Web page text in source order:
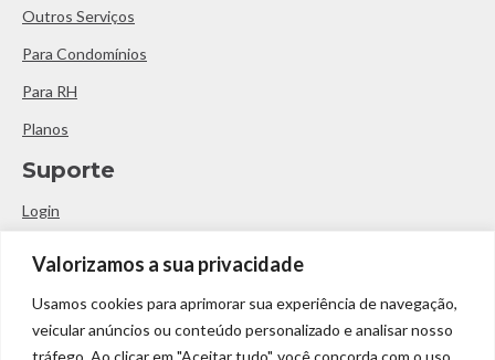
Valorizamos a sua privacidade
Usamos cookies para aprimorar sua experiência de navegação,
veicular anúncios ou conteúdo personalizado e analisar nosso
tráfego. Ao clicar em "Aceitar tudo", você concorda com o uso
Outros Serviços
Para Condomínios
Para RH
Planos
Suporte
Login
contato@limelocker.com.br
(11) 3522-5463